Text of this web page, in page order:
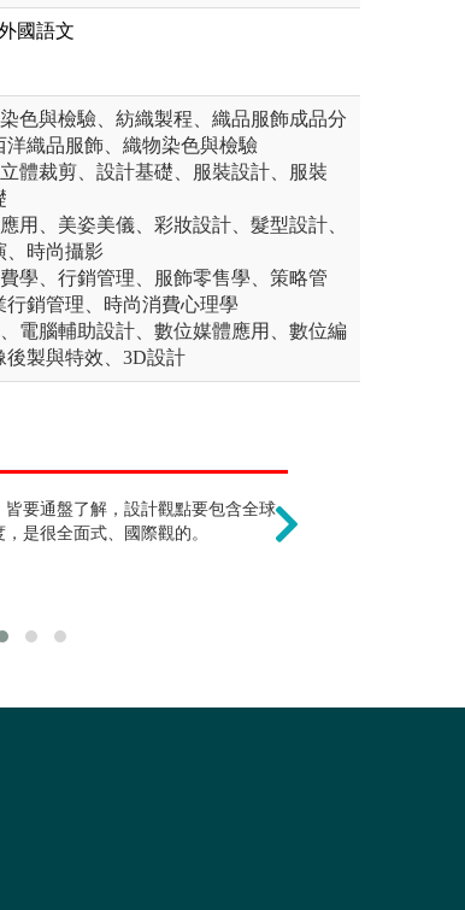
國語文
色與檢驗、紡織製程、織品服飾成品分
織品服飾、織物染色與檢驗
體裁剪、設計基礎、服裝設計、服裝
用、美姿美儀、彩妝設計、髮型設計、
、時尚攝影
學、行銷管理、服飾零售學、策略管
銷管理、時尚消費心理學
電腦輔助設計、數位媒體應用、數位編
製與特效、3D設計
教師外，亦可跨足藝文產
要通盤了解，設計觀點要包含全球
是很全面式、國際觀的。